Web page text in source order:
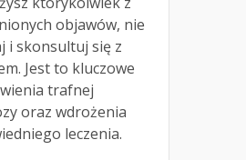
objawów, nie
i skonsultuj się z
Jest to kluczowe
trafnej
oraz wdrożenia
leczenia.